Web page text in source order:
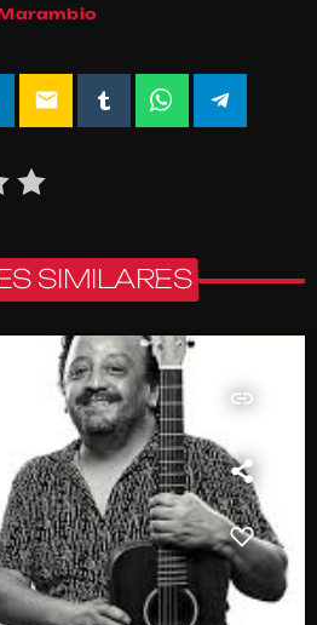
email
SIMILARES
insert_link